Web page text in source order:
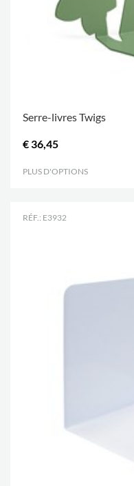
Serre-livres Twigs
€ 36,45
PLUS D'OPTIONS
RÉF.: E3932